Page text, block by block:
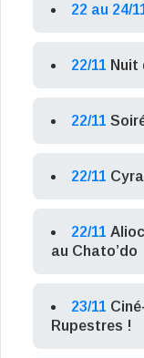
22 au 24/
22/11 Nuit
22/11
22/11
22/11
au Chato’do
23/11
Rupestres !